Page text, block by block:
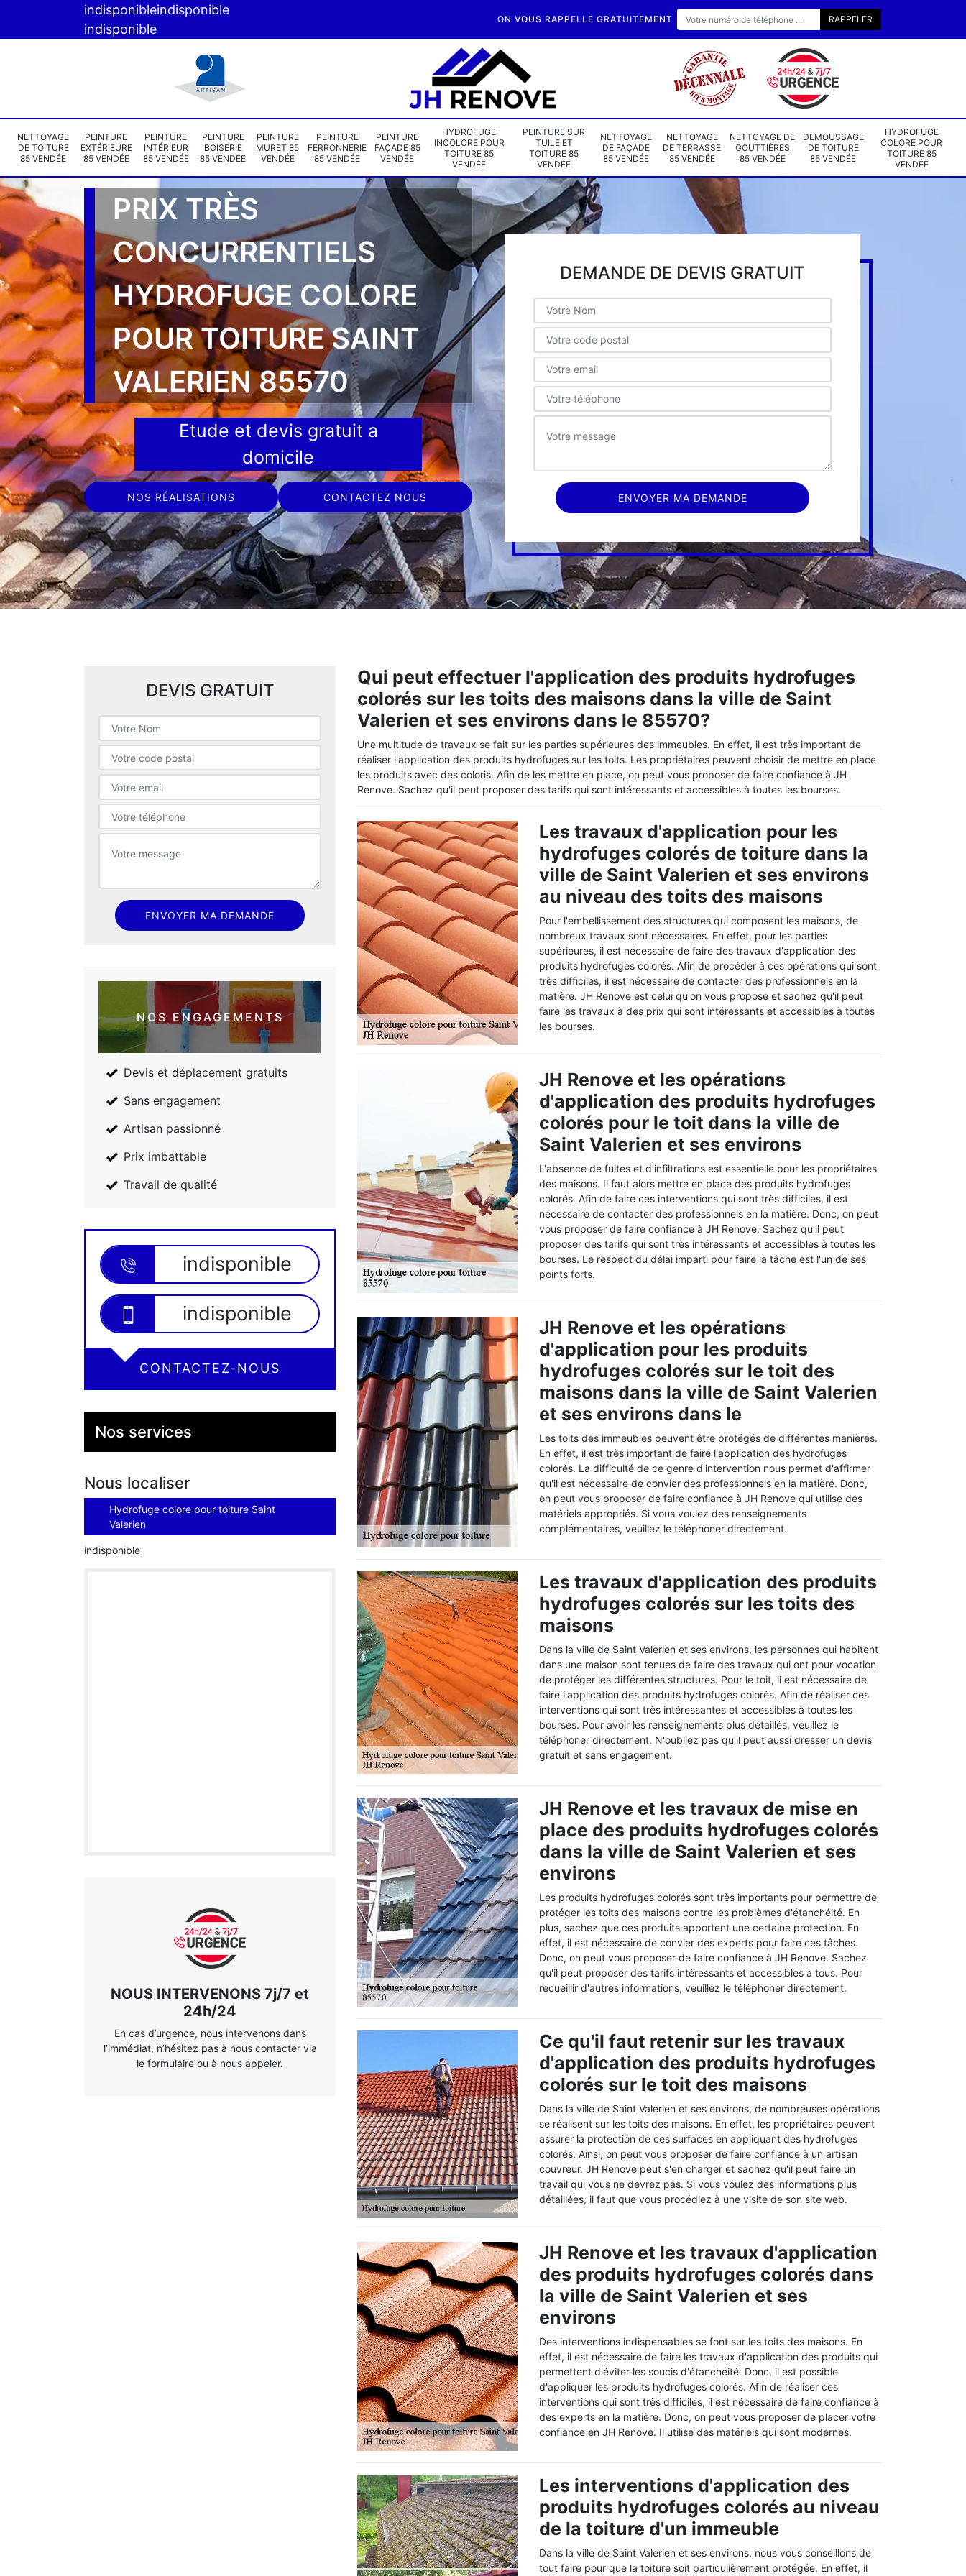
indisponibleindisponible
indisponible
ON VOUS RAPPELLE GRATUITEMENT
NETTOYAGE
DE TOITURE
85 VENDÉE
PEINTURE
EXTÉRIEURE
85 VENDÉE
PEINTURE
INTÉRIEUR
85 VENDÉE
PEINTURE
BOISERIE
85 VENDÉE
PEINTURE
MURET 85
VENDÉE
PEINTURE
FERRONNERIE
85 VENDÉE
PEINTURE
FAÇADE 85
VENDÉE
HYDROFUGE
INCOLORE POUR
TOITURE 85
VENDÉE
PEINTURE SUR
TUILE ET
TOITURE 85
VENDÉE
NETTOYAGE
DE FAÇADE
85 VENDÉE
NETTOYAGE
DE TERRASSE
85 VENDÉE
NETTOYAGE DE
GOUTTIÈRES
85 VENDÉE
DEMOUSSAGE
DE TOITURE
85 VENDÉE
HYDROFUGE
COLORE POUR
TOITURE 85
VENDÉE
PRIX TRÈS
CONCURRENTIELS
HYDROFUGE COLORE
POUR TOITURE SAINT
VALERIEN 85570
Etude et devis gratuit a
domicile
NOS RÉALISATIONS CONTACTEZ NOUS
DEMANDE DE DEVIS GRATUIT
DEVIS GRATUIT
NOS ENGAGEMENTS
Devis et déplacement gratuits
Sans engagement
Artisan passionné
Prix imbattable
Travail de qualité
indisponible
indisponible
CONTACTEZ-NOUS
Nos services
Nous localiser
Hydrofuge colore pour toiture Saint
Valerien
indisponible
NOUS INTERVENONS 7j/7 et
24h/24
En cas d’urgence, nous intervenons dans
l’immédiat, n’hésitez pas à nous contacter via
le formulaire ou à nous appeler.
Qui peut effectuer l'application des produits hydrofuges
colorés sur les toits des maisons dans la ville de Saint
Valerien et ses environs dans le 85570?
Une multitude de travaux se fait sur les parties supérieures des immeubles. En effet, il est très important de
réaliser l'application des produits hydrofuges sur les toits. Les propriétaires peuvent choisir de mettre en place
les produits avec des coloris. Afin de les mettre en place, on peut vous proposer de faire confiance à JH
Renove. Sachez qu'il peut proposer des tarifs qui sont intéressants et accessibles à toutes les bourses.
Les travaux d'application pour les
hydrofuges colorés de toiture dans la
ville de Saint Valerien et ses environs
au niveau des toits des maisons
Pour l'embellissement des structures qui composent les maisons, de
nombreux travaux sont nécessaires. En effet, pour les parties
supérieures, il est nécessaire de faire des travaux d'application des
produits hydrofuges colorés. Afin de procéder à ces opérations qui sont
très difficiles, il est nécessaire de contacter des professionnels en la
matière. JH Renove est celui qu'on vous propose et sachez qu'il peut
faire les travaux à des prix qui sont intéressants et accessibles à toutes
les bourses.
JH Renove et les opérations
d'application des produits hydrofuges
colorés pour le toit dans la ville de
Saint Valerien et ses environs
L'absence de fuites et d'infiltrations est essentielle pour les propriétaires
des maisons. Il faut alors mettre en place des produits hydrofuges
colorés. Afin de faire ces interventions qui sont très difficiles, il est
nécessaire de contacter des professionnels en la matière. Donc, on peut
vous proposer de faire confiance à JH Renove. Sachez qu'il peut
proposer des tarifs qui sont très intéressants et accessibles à toutes les
bourses. Le respect du délai imparti pour faire la tâche est l'un de ses
points forts.
JH Renove et les opérations
d'application pour les produits
hydrofuges colorés sur le toit des
maisons dans la ville de Saint Valerien
et ses environs dans le
Les toits des immeubles peuvent être protégés de différentes manières.
En effet, il est très important de faire l'application des hydrofuges
colorés. La difficulté de ce genre d'intervention nous permet d'affirmer
qu'il est nécessaire de convier des professionnels en la matière. Donc,
on peut vous proposer de faire confiance à JH Renove qui utilise des
matériels appropriés. Si vous voulez des renseignements
complémentaires, veuillez le téléphoner directement.
Les travaux d'application des produits
hydrofuges colorés sur les toits des
maisons
Dans la ville de Saint Valerien et ses environs, les personnes qui habitent
dans une maison sont tenues de faire des travaux qui ont pour vocation
de protéger les différentes structures. Pour le toit, il est nécessaire de
faire l'application des produits hydrofuges colorés. Afin de réaliser ces
interventions qui sont très intéressantes et accessibles à toutes les
bourses. Pour avoir les renseignements plus détaillés, veuillez le
téléphoner directement. N'oubliez pas qu'il peut aussi dresser un devis
gratuit et sans engagement.
JH Renove et les travaux de mise en
place des produits hydrofuges colorés
dans la ville de Saint Valerien et ses
environs
Les produits hydrofuges colorés sont très importants pour permettre de
protéger les toits des maisons contre les problèmes d'étanchéité. En
plus, sachez que ces produits apportent une certaine protection. En
effet, il est nécessaire de convier des experts pour faire ces tâches.
Donc, on peut vous proposer de faire confiance à JH Renove. Sachez
qu'il peut proposer des tarifs intéressants et accessibles à tous. Pour
recueillir d'autres informations, veuillez le téléphoner directement.
Ce qu'il faut retenir sur les travaux
d'application des produits hydrofuges
colorés sur le toit des maisons
Dans la ville de Saint Valerien et ses environs, de nombreuses opérations
se réalisent sur les toits des maisons. En effet, les propriétaires peuvent
assurer la protection de ces surfaces en appliquant des hydrofuges
colorés. Ainsi, on peut vous proposer de faire confiance à un artisan
couvreur. JH Renove peut s'en charger et sachez qu'il peut faire un
travail qui vous ne devrez pas. Si vous voulez des informations plus
détaillées, il faut que vous procédiez à une visite de son site web.
JH Renove et les travaux d'application
des produits hydrofuges colorés dans
la ville de Saint Valerien et ses
environs
Des interventions indispensables se font sur les toits des maisons. En
effet, il est nécessaire de faire les travaux d'application des produits qui
permettent d'éviter les soucis d'étanchéité. Donc, il est possible
d'appliquer les produits hydrofuges colorés. Afin de réaliser ces
interventions qui sont très difficiles, il est nécessaire de faire confiance à
des experts en la matière. Donc, on peut vous proposer de placer votre
confiance en JH Renove. Il utilise des matériels qui sont modernes.
Les interventions d'application des
produits hydrofuges colorés au niveau
de la toiture d'un immeuble
Dans la ville de Saint Valerien et ses environs, nous vous conseillons de
tout faire pour que la toiture soit particulièrement protégée. En effet, il